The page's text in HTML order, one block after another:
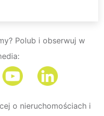
Polub i obserwuj w
o nieruchomościach i